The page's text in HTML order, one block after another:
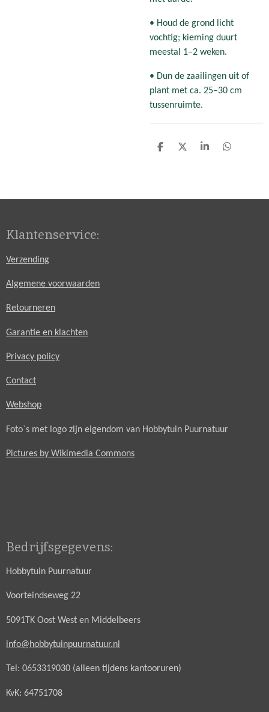
• Houd de grond licht
vochtig; kieming duurt
meestal 1–2 weken.
• Dun de zaailingen uit of
plant met ca. 25–30 cm
tussenruimte.
D
D
S
D
Klantenservice:
Verzending
Algemene voorwaarden
Retourneren
Garantie en klachten
Privacy policy
Contact
Webshop
Foto`s met logo zijn eigendom van Hobbytuin Puurnatuur
Pictures by Wikimedia Commons
Bedrijfsgegevens:
Hobbytuin Puurnatuur
Voorteindseweg 22
5091TK Oost West en Middelbeers
info@hobbytuinpuurnatuur.nl
Tel: 0653319030 (alleen tijdens kantooruren)
KvK: 64751708